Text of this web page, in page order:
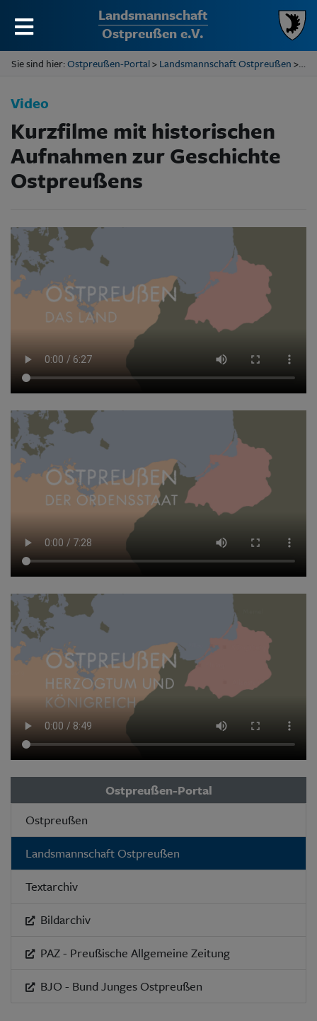
Landsmannschaft
Ostpreußen e.V.
Sie sind hier:Ostpreußen-Portal>Landsmannschaft Ostpreußen> Aufnahmen zur Geschichte Ostpreußens
Video
Kurzfilme mit historischen
Aufnahmen zur Geschichte
Ostpreußens
Ostpreußen-Portal
Ostpreußen
Landsmannschaft Ostpreußen
Textarchiv
Bildarchiv
PAZ - Preußische Allgemeine Zeitung
BJO - Bund Junges Ostpreußen